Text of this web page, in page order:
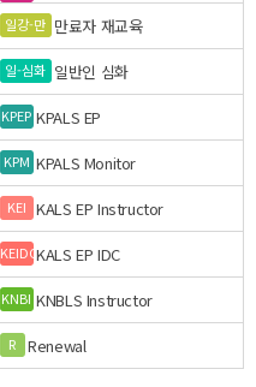
일강-만 만료자 재교육
일-심화 일반인 심화
KPEP KPALS EP
KPM KPALS Monitor
KEI KALS EP Instructor
KEIDCKALS EP IDC
KNBI KNBLS Instructor
R Renewal